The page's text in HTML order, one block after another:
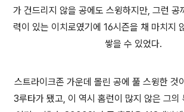
가 건드리지 않을 공에도 스윙하지만, 그런 공
력이 있는 이치로였기에 16시즌을 채 마치지
쌓을 수 있었다.
스트라이크존 가운데 몰린 공에 풀 스윙한 것
3루타가 됐고, 이 역시 홈런이 많지 않은 그의